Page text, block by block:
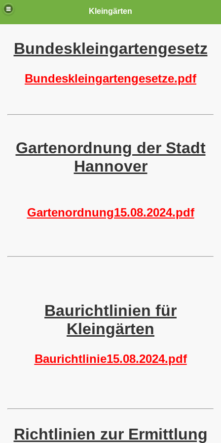
Kleingärten
Bundeskleingartengesetz
Bundeskleingartengesetze.pdf
Gartenordnung der Stadt
Hannover
Gartenordnung15.08.2024.pdf
Baurichtlinien für
Kleingärten
Baurichtlinie15.08.2024.pdf
Richtlinien zur Ermittlung
zur JHV 2025